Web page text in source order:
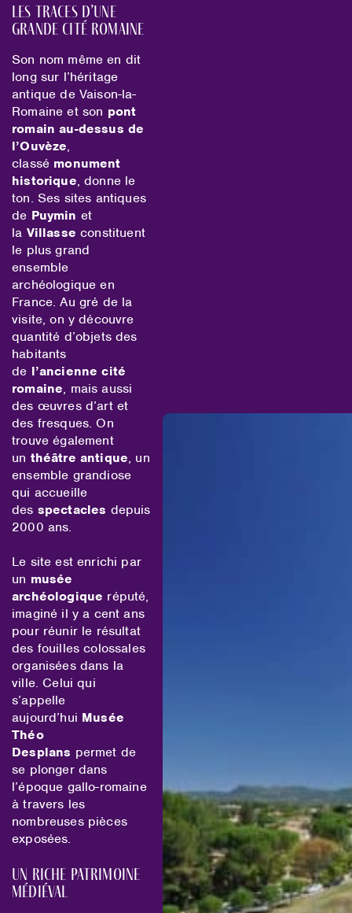
Les traces d’une
grande cité romaine
Son nom même en dit
long sur l’héritage
antique de Vaison-la-
Romaine et son pont
romain au-dessus de
l’Ouvèze,
classé monument
historique, donne le
ton. Ses sites antiques
de Puymin et
la Villasseconstituent
le plus grand
ensemble
archéologique en
France. Au gré de la
visite, on y découvre
quantité d’objets des
habitants
de l’ancienne cité
romaine, mais aussi
des œuvres d’art et
des fresques. On
trouve également
un théâtre antique, un
ensemble grandiose
qui accueille
des spectacles depuis
2000 ans.
Le site est enrichi par
un musée
archéologique réputé,
imaginé il y a cent ans
pour réunir le résultat
des fouilles colossales
organisées dans la
ville. Celui qui
s’appelle
aujourd’hui Musée
Théo
Desplans permet de
se plonger dans
l’époque gallo-romaine
à travers les
nombreuses pièces
exposées.
Un riche patrimoine
médiéval